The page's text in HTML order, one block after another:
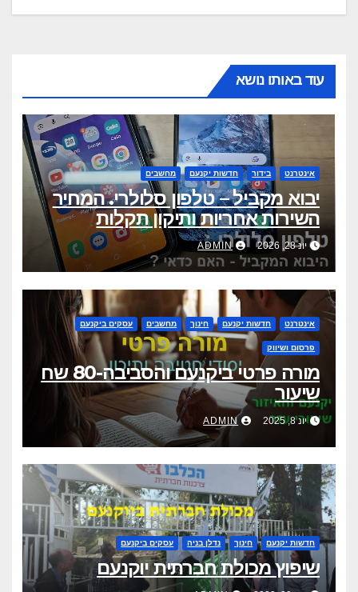
עוד באותו נושא
אינטרנט בידור חדשות יקנעם מחשבים
יבוא מקביל – טלפון סלולרי. המחיר
השירות אחריות ותיקון תקלות
יונ 28, 2026 ADMIN
אינטרנט חדשות יקנעם חינוך מחשבים עסקים ביקנעם
פרסום ושיווק
מורה פרטי ביקנעם והסביבה-80 שח
שיעור
יונ 8, 2025 ADMIN
חדשות יקנעם חינוך נדלן בניה עסקים ביקנעם
שיפוץ מכולת חברתית יוקנעם